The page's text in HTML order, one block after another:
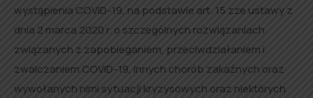
wystąpienia COVID-19, na podstawie art. 15 zze ustawy z
dnia 2 marca 2020 r. o szczególnych rozwiązaniach
związanych z zapobieganiem, przeciwdziałaniem i
zwalczaniem COVID-19, innych chorób zakaźnych oraz
wywołanych nimi sytuacji kryzysowych oraz niektórych